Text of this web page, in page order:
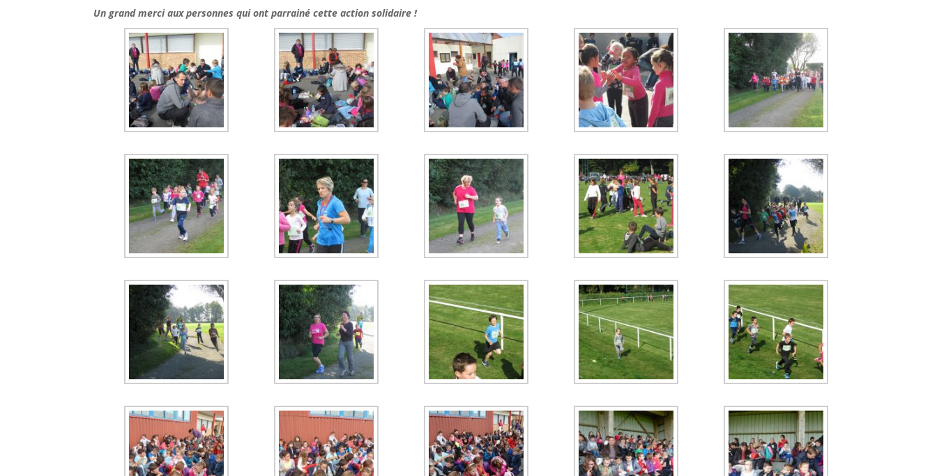
Un grand merci aux personnes qui ont parrainé cette action solidaire !